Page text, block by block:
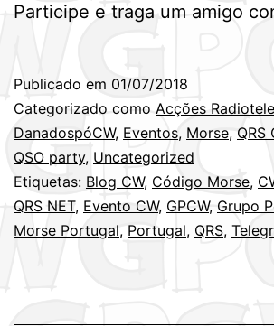
Participe e traga um amigo
Publicado em 01/07/2018
Categorizado como Acções
DanadospóCW, Eventos, Morse, QRS
QSO party, Uncategorized
Etiquetas: Blog CW, Código Morse,
QRS NET, Evento CW, GPCW, Grupo
Morse Portugal, Portugal, QRS,